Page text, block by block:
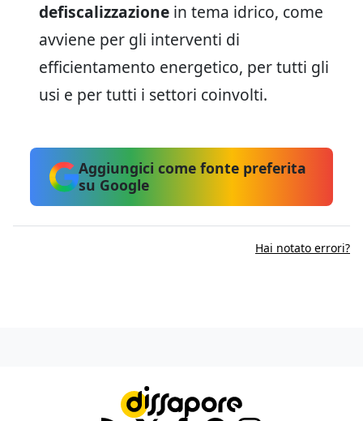
defiscalizzazione in tema idrico, come
avviene per gli interventi di
efficientamento energetico, per tutti gli
usi e per tutti i settori coinvolti.
Aggiungici come fonte preferita
su Google
Hai notato errori?